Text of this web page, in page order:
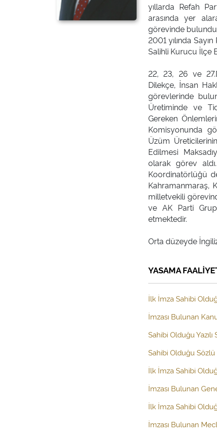
yıllarda Refah
arasında yer
görevinde
2001 yılında
Salihli Kurucu İlçe
22, 23, 26 ve
Dilekçe, İnsan
görevlerinde
Üretiminde ve
Gereken
Komisyonunda
Üzüm
Edilmesi
olarak görev
Koordinatörlüğü
Kahramanmaraş,
milletvekili
ve AK Parti
etmektedir.
YASAMA
İlk İmza Sahibi
İmzası Bulunan
Sahibi Olduğu
Sahibi Olduğu
İlk İmza Sahibi
İmzası Bulunan
İlk İmza Sahibi
İmzası Bulunan